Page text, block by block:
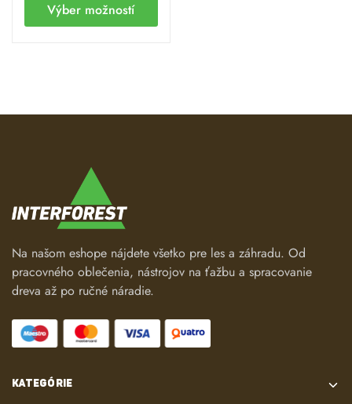
Výber možností
Na našom eshope nájdete všetko pre les a záhradu. Od
pracovného oblečenia, nástrojov na ťažbu a spracovanie
dreva až po ručné náradie.
KATEGÓRIE